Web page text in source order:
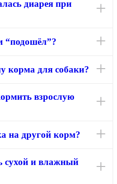
диарея при
“подошёл”?
корма для собаки?
взрослую
на другой корм?
сухой и влажный